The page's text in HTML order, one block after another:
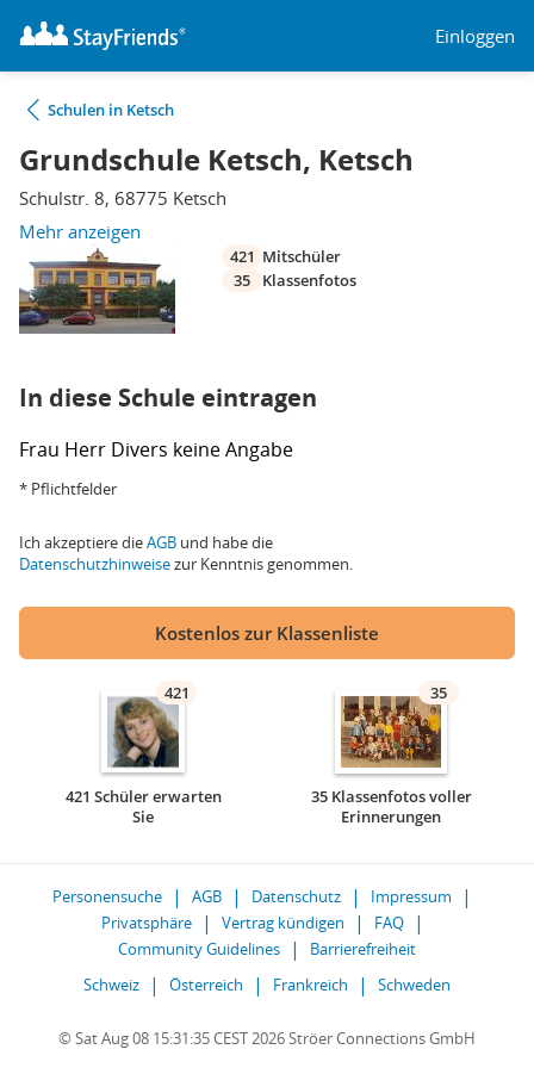
Einloggen
Schulen in Ketsch
Grundschule Ketsch, Ketsch
Schulstr. 8, 68775 Ketsch
Mehr anzeigen
421 Mitschüler
35
Klassenfotos
In diese Schule eintragen
Frau Herr Divers keine Angabe
* Pflichtfelder
Ich akzeptiere dieAGB und habe die
Datenschutzhinweisezur Kenntnis genommen.
Kostenlos zur Klassenliste
421
421 Schüler erwarten
Sie
35
35 Klassenfotos voller
Erinnerungen
Personensuche AGB Datenschutz
Impressum
Privatsphäre
Vertrag kündigen
FAQ
Community Guidelines
Barrierefreiheit
Schweiz
Österreich Frankreich Schweden
© Sat Aug 08 15:31:35 CEST 2026 Ströer Connections GmbH